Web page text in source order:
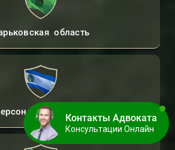
область
область
Контакты Адвоката
Консультации Онлайн